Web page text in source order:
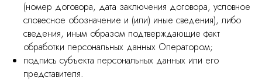
(номер договора, дата заключения договора, условное
словесное обозначение и (или) иные сведения), либо
сведения, иным образом подтверждающие факт
обработки персональных данных Оператором;
подпись субъекта персональных данных или его
представителя.